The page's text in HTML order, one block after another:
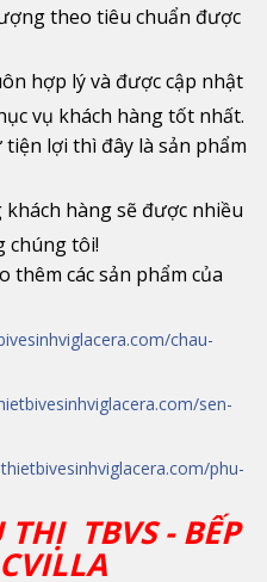
theo tiêu chuẩn được
hợp lý và được cập nhật
vụ khách hàng tốt nhất.
lợi thì đây là sản phẩm
hàng sẽ được nhiều
chúng tôi!
thêm các sản phẩm của
chau-
sen-
phu-
THỊ TBVS - BẾP